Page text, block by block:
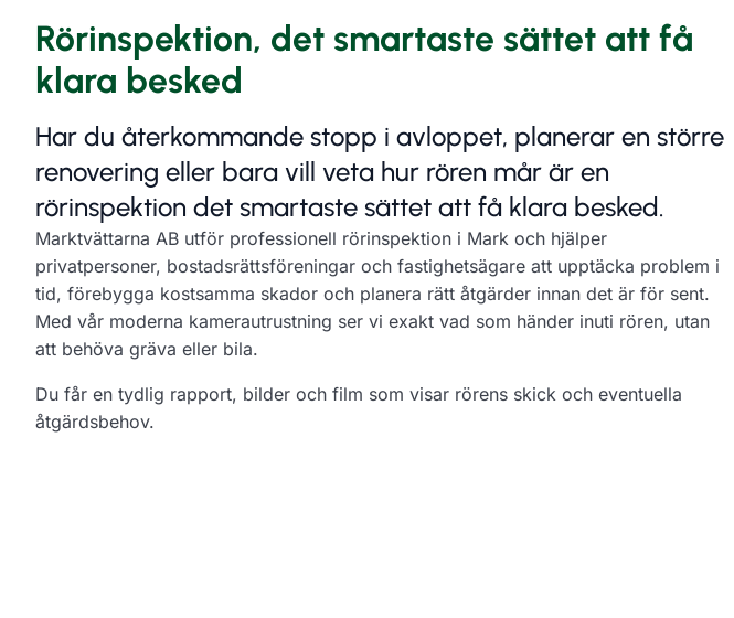
Rörinspektion, det smartaste sättet att få
klara besked
Har du återkommande stopp i avloppet, planerar en större
renovering eller bara vill veta hur rören mår är en
rörinspektion det smartaste sättet att få klara besked.
Marktvättarna AB utför professionell rörinspektion i Mark och hjälper
privatpersoner, bostadsrättsföreningar och fastighetsägare att upptäcka problem i
tid, förebygga kostsamma skador och planera rätt åtgärder innan det är för sent.
Med vår moderna kamerautrustning ser vi exakt vad som händer inuti rören, utan
att behöva gräva eller bila.
Du får en tydlig rapport, bilder och film som visar rörens skick och eventuella
åtgärdsbehov.